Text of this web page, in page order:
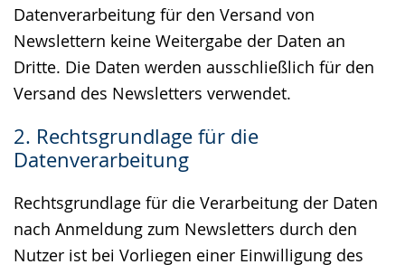
Datenverarbeitung für den Versand von
Newslettern keine Weitergabe der Daten an
Dritte. Die Daten werden ausschließlich für den
Versand des Newsletters verwendet.
2. Rechtsgrundlage für die
Datenverarbeitung
Rechtsgrundlage für die Verarbeitung der Daten
nach Anmeldung zum Newsletters durch den
Nutzer ist bei Vorliegen einer Einwilligung des